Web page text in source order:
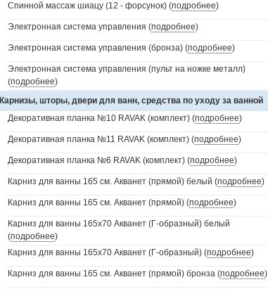
Спинной массаж шиацу (12 - форсунок) (подробнее)
Электронная система управления (подробнее)
Электронная система управления (бронза) (подробнее)
Электронная система управления (пульт на ножке металл)
(подробнее)
Карнизы, шторы, двери для ванн, средства по уходу за ванной
Декоративная планка №10 RAVAK (комплект) (подробнее)
Декоративная планка №11 RAVAK (комплект) (подробнее)
Декоративная планка №6 RAVAK (комплект) (подробнее)
Карниз для ванны 165 см. Акванет (прямой) белый (подробнее)
Карниз для ванны 165 см. Акванет (прямой) (подробнее)
Карниз для ванны 165x70 Акванет (Г-образный) белый
(подробнее)
Карниз для ванны 165x70 Акванет (Г-образный) (подробнее)
Карниз для ванны 165 см. Акванет (прямой) бронза (подробнее)